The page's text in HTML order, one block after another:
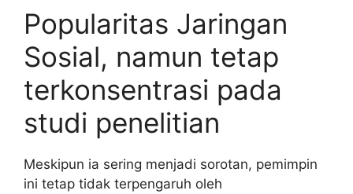
Popularitas Jaringan
Sosial, namun tetap
terkonsentrasi pada
studi penelitian
Meskipun ia sering menjadi sorotan, pemimpin
ini tetap tidak terpengaruh oleh